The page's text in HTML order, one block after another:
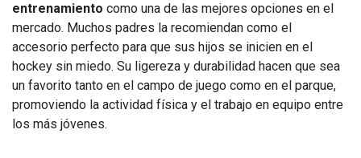
entrenamiento como una de las mejores opciones en el
mercado. Muchos padres la recomiendan como el
accesorio perfecto para que sus hijos se inicien en el
hockey sin miedo. Su ligereza y durabilidad hacen que sea
un favorito tanto en el campo de juego como en el parque,
promoviendo la actividad física y el trabajo en equipo entre
los más jóvenes.